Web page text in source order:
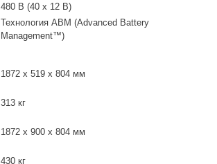
480 В (40 x 12 В)
Технология ABM (Advanced Battery
Management™)
1872 x 519 x 804 мм
313 кг
1872 x 900 x 804 мм
430 кг